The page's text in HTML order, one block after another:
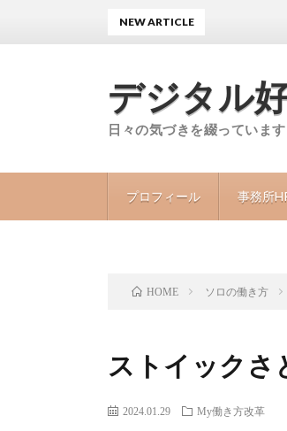
デジタル
日々の気づきを綴っています
プロフィール 事務所
NEW ARTICLE
HOME ソロの働き方
ストイックさ
2024.01.29 My働き方改革